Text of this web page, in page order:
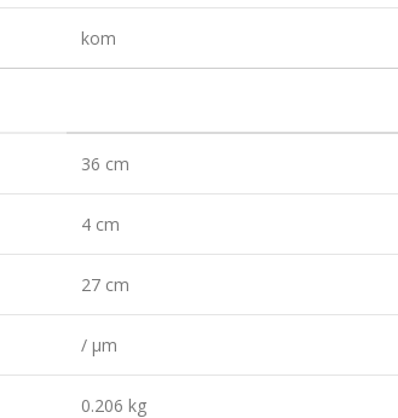
kom
36 cm
4 cm
27 cm
/ µm
0.206 kg